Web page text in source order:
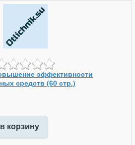
эффективности
средств (60 стр.)
корзину